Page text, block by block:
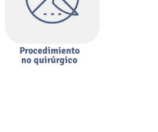
Procedimiento
no quirúrgico